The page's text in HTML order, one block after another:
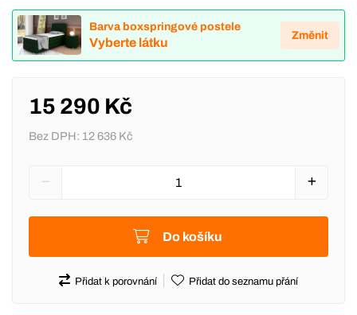
Barva boxspringové postele
Vyberte látku
Změnit
15 290 Kč
Bez DPH: 12 636 Kč
Do košíku
Přidat k porovnání Přidat do seznamu přání